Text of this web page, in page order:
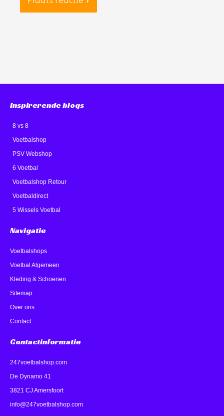
Inspirerende blogs
8 vs 8
Voetbalshop
PSV Webshop
6 Voetbal
Voetbalshop Retour
Voetbaldirect
5 Wissels Voetbal
Navigatie
Voetbalshops
Voetbal Algemeen
Kleding & Schoenen
Sitemap
Over ons
Contact
Contactinformatie
247voetbalshop.com
De Dynamo 41
3821 CJ Amersfoort
info@247voetbalshop.com